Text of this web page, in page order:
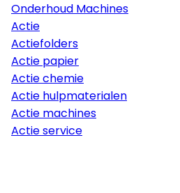
Onderhoud Machines
Actie
Actiefolders
Actie papier
Actie chemie
Actie hulpmaterialen
Actie machines
Actie service